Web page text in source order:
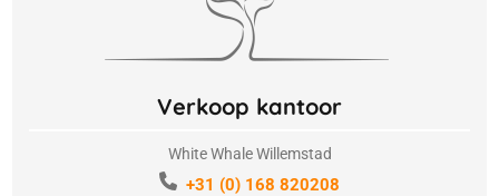
Verkoop kantoor
White Whale Willemstad
+31 (0) 168 820208